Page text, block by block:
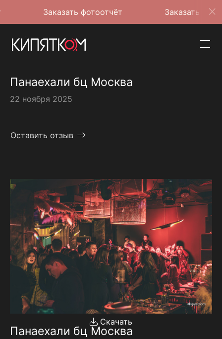
Заказать фотоотчёт Заказать фотоотчёт
Панаехали бц Москва
22 ноября 2025
Оставить отзыв
Скачать
Панаехали бц Москва